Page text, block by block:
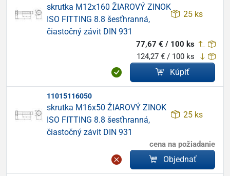
skrutka M12x160 ŽIAROVÝ ZINOK
ISO FITTING 8.8 šesťhranná,
čiastočný závit DIN 931
25 ks
77,67 € / 100 ks
124,27 € / 100 ks
Kúpiť
11015116050
skrutka M16x50 ŽIAROVÝ ZINOK
ISO FITTING 8.8 šesťhranná,
čiastočný závit DIN 931
25 ks
cena na požiadanie
Objednať